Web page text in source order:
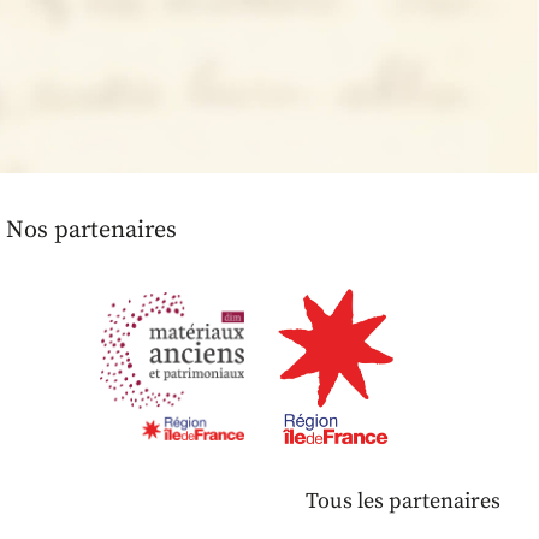
Nos partenaires
Tous les partenaires